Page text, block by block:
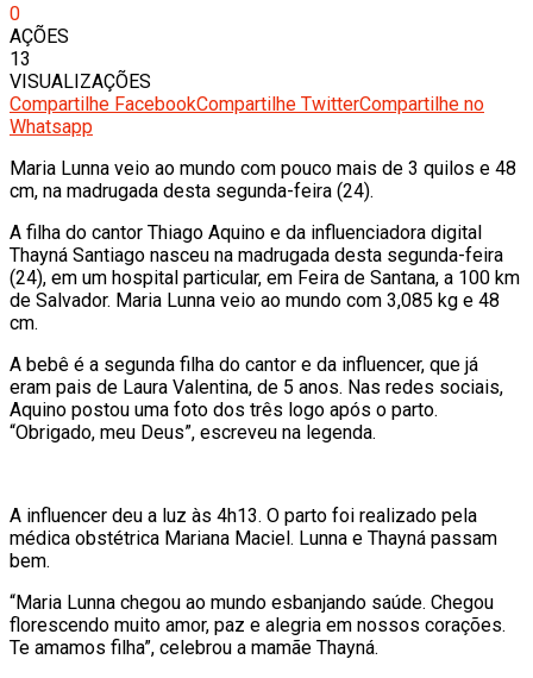
0
AÇÕES
13
VISUALIZAÇÕES
Compartilhe FacebookCompartilhe TwitterCompartilhe no
Whatsapp
Maria Lunna veio ao mundo com pouco mais de 3 quilos e 48
cm, na madrugada desta segunda-feira (24).
A filha do cantor Thiago Aquino e da influenciadora digital
Thayná Santiago nasceu na madrugada desta segunda-feira
(24), em um hospital particular, em Feira de Santana, a 100 km
de Salvador. Maria Lunna veio ao mundo com 3,085 kg e 48
cm.
A bebê é a segunda filha do cantor e da influencer, que já
eram pais de Laura Valentina, de 5 anos. Nas redes sociais,
Aquino postou uma foto dos três logo após o parto.
“Obrigado, meu Deus”, escreveu na legenda.
A influencer deu a luz às 4h13. O parto foi realizado pela
médica obstétrica Mariana Maciel. Lunna e Thayná passam
bem.
“Maria Lunna chegou ao mundo esbanjando saúde. Chegou
florescendo muito amor, paz e alegria em nossos corações.
Te amamos filha”, celebrou a mamãe Thayná.